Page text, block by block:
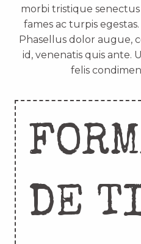
morbi tristique
fames ac turpis
Phasellus dolor augue,
id, venenatis quis ante.
felis
DE